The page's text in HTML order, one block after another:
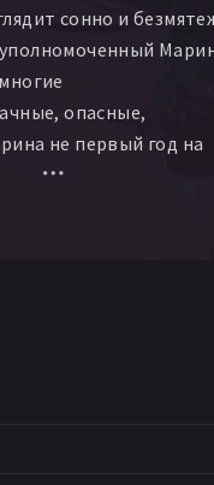
сонно и
опасные,
не первый год на
чем-то удивить.
способом?